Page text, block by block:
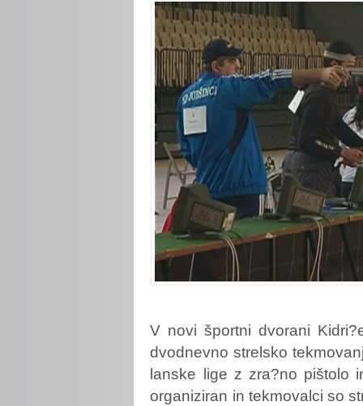
V novi športni dvorani
dvodnevno strelsko
lanske lige z zra?no pištolo
organiziran in tekmovalci so